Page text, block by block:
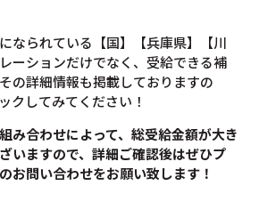
なられている【国】【兵庫県】【川
ーションだけでなく、受給できる補
の詳細情報も掲載しておりますの
クしてみてください！
み合わせによって、総受給金額が大き
いますので、詳細ご確認後はぜひプ
お問い合わせをお願い致します！